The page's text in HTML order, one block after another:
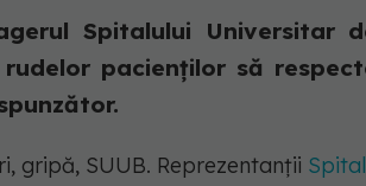
Spitalului Universitar
pacienților să
gripă, SUUB. Reprezentanții